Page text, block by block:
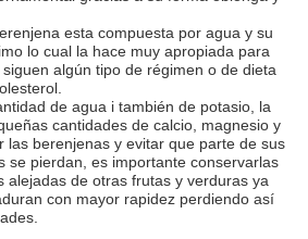
esta compuesta por agua y su
lo cual la hace muy apropiada para
algún tipo de régimen o de dieta
de agua i también de potasio, la
cantidades de calcio, magnesio y
las berenjenas y evitar que parte de sus
se pierdan, es importante conservarlas
alejadas de otras frutas y verduras ya
con mayor rapidez perdiendo así